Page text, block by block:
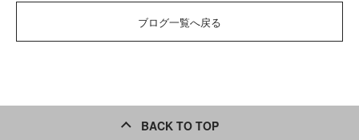
ブログ一覧へ戻る
BACK TO TOP